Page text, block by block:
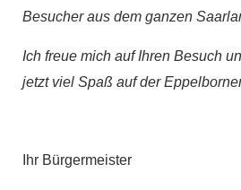
Besucher aus dem ganzen
Ich freue mich auf Ihren Besuch
jetzt viel Spaß auf der
Ihr Bürgermeister